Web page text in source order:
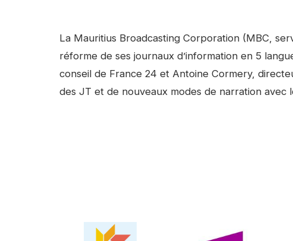
Contenu
La Mauritius Broadcasting Corporation (MBC,
réforme de ses journaux d’information en 5
conseil de France 24 et Antoine Cormery,
des JT et de nouveaux modes de narration